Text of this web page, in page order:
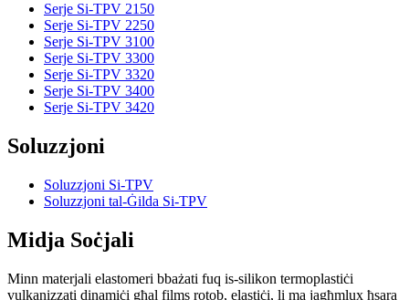
Serje Si-TPV 2150
Serje Si-TPV 2250
Serje Si-TPV 3100
Serje Si-TPV 3300
Serje Si-TPV 3320
Serje Si-TPV 3400
Serje Si-TPV 3420
Soluzzjoni
Soluzzjoni Si-TPV
Soluzzjoni tal-Ġilda Si-TPV
Midja Soċjali
Minn materjali elastomeri bbażati fuq is-silikon termoplastiċi
vulkanizzati dinamiċi għal films rotob, elastiċi, li ma jagħmlux ħsara